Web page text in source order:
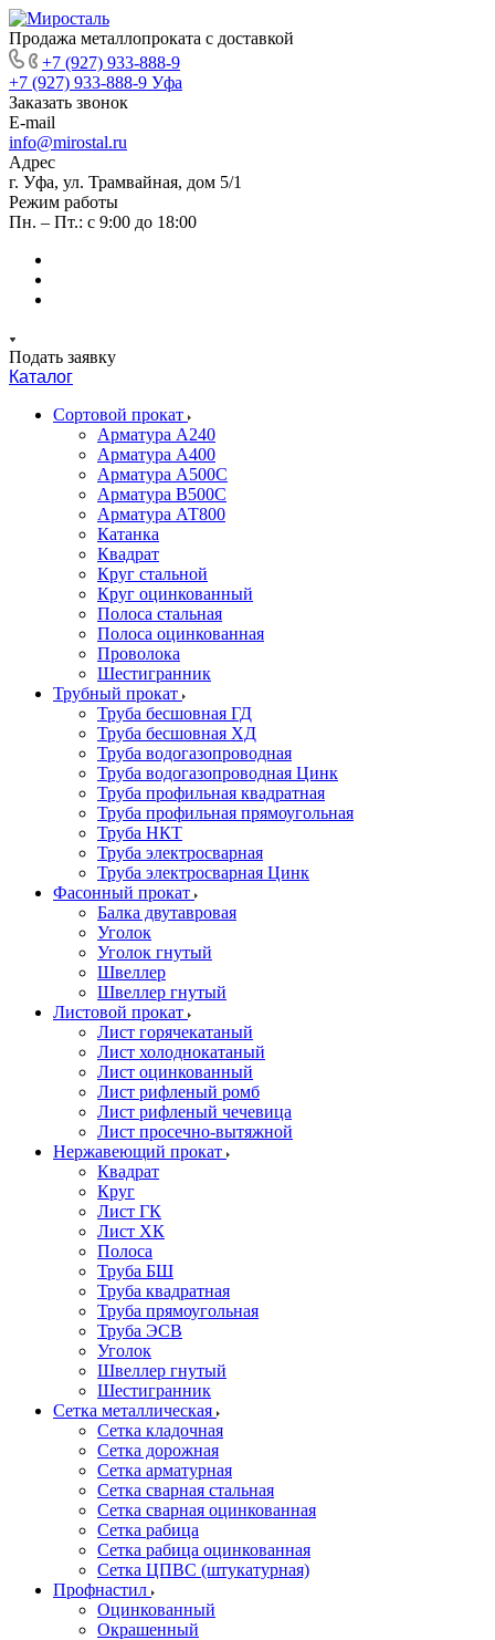
Продажа металлопроката с доставкой
+7 (927) 933-888-9
+7 (927) 933-888-9 Уфа
Заказать звонок
E-mail
info@mirostal.ru
Адрес
г. Уфа, ул. Трамвайная, дом 5/1
Режим работы
Пн. – Пт.: с 9:00 до 18:00
Подать заявку
Каталог
Сортовой прокат
Арматура А240
Арматура А400
Арматура А500C
Арматура В500С
Арматура АТ800
Катанка
Квадрат
Круг стальной
Круг оцинкованный
Полоса стальная
Полоса оцинкованная
Проволока
Шестигранник
Трубный прокат
Труба бесшовная ГД
Труба бесшовная ХД
Труба водогазопроводная
Труба водогазопроводная Цинк
Труба профильная квадратная
Труба профильная прямоугольная
Труба НКТ
Труба электросварная
Труба электросварная Цинк
Фасонный прокат
Балка двутавровая
Уголок
Уголок гнутый
Швеллер
Швеллер гнутый
Листовой прокат
Лист горячекатаный
Лист холоднокатаный
Лист оцинкованный
Лист рифленый ромб
Лист рифленый чечевица
Лист просечно-вытяжной
Нержавеющий прокат
Квадрат
Круг
Лист ГК
Лист ХК
Полоса
Труба БШ
Труба квадратная
Труба прямоугольная
Труба ЭСВ
Уголок
Швеллер гнутый
Шестигранник
Сетка металлическая
Сетка кладочная
Сетка дорожная
Сетка арматурная
Сетка сварная стальная
Сетка сварная оцинкованная
Сетка рабица
Сетка рабица оцинкованная
Сетка ЦПВС (штукатурная)
Профнастил
Оцинкованный
Окрашенный